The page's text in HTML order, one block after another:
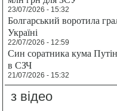
23/07/2026 - 15:32
Болгарський воротила
Україні
22/07/2026 - 12:59
Син соратника кума
в СЗЧ
21/07/2026 - 15:32
з відео